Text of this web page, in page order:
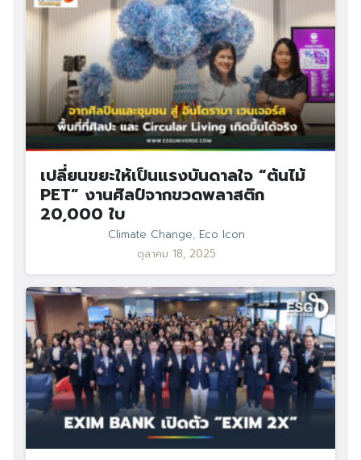
เปลี่ยนขยะให้เป็นแรงบันดาลใจ “ต้นไม้
PET” งานศิลป์จากขวดพลาสติก
20,000 ใบ
Climate Change, Eco Icon
ตุลาคม 18, 2025